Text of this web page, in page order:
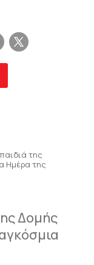
της
Ημέρα της
Δομής